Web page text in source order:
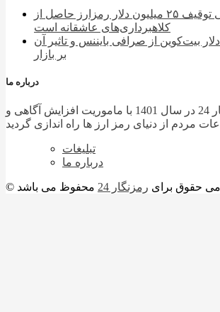
آمریکا در پی توقیف ۲۵ میلیون دلار رمزارز حاصل از
کلاهبرداری‌های عاشقانه است
دلار بیت‌کوین از صرافی بایننس و تاثیر آن
بر بازار
درباره ما
سایت رمزنگار 24 در سال 1401 با ماموریت افزایش آگاهی و
تبلیغات
درباره ما
حقوق برای رمزنگار 24